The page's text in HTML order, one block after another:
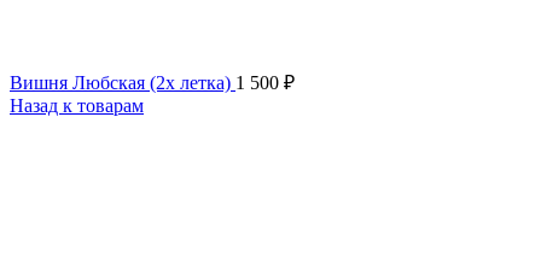
Вишня Любская (2х летка) 1 500 ₽
Назад к товарам